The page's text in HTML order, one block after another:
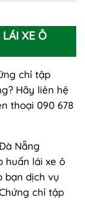
XE Ô
chỉ tập
Hãy liên hệ
thoại 090 678
Nẵng
huấn lái xe ô
bạn dịch vụ
chỉ tập